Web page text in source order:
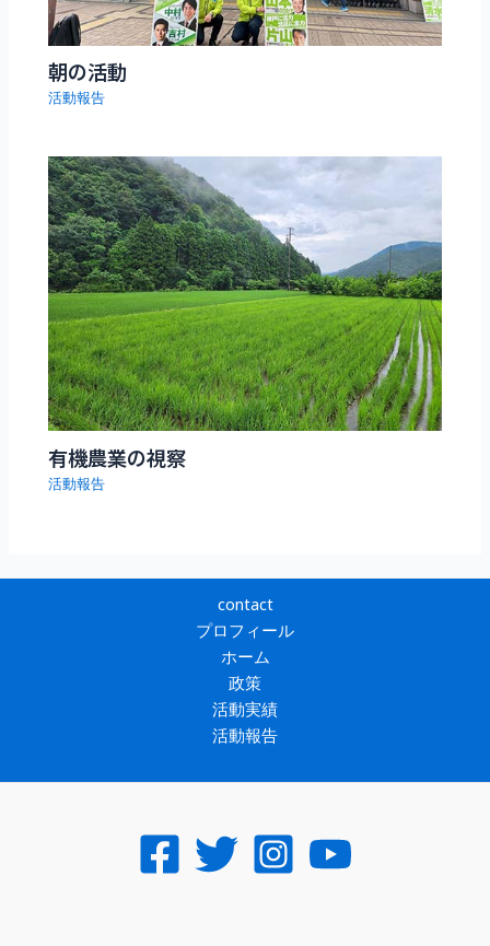
朝の活動
活動報告
有機農業の視察
活動報告
contact
プロフィール
ホーム
政策
活動実績
活動報告